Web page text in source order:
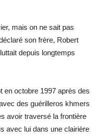
mais on ne sait pas
son frère, Robert
depuis longtemps
en octobre 1997 après des
des guérilleros khmers
avoir traversé la frontière
avec lui dans une clairière